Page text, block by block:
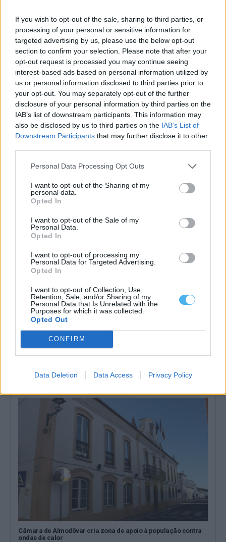
If you wish to opt-out of the sale, sharing to third parties, or
processing of your personal or sensitive information for
targeted advertising by us, please use the below opt-out
section to confirm your selection. Please note that after your
opt-out request is processed you may continue seeing
interest-based ads based on personal information utilized by
us or personal information disclosed to third parties prior to
your opt-out. You may separately opt-out of the further
disclosure of your personal information by third parties on the
IAB’s list of downstream participants. This information may
also be disclosed by us to third parties on the IAB’s List of
Downstream Participants that may further disclose it to other
Personal Data Processing Opt Outs
I want to opt-out of the Sharing of my
personal data.
Opted In
I want to opt-out of the Sale of my
Personal Data.
Opted In
I want to opt-out of processing my
Personal Data for Targeted Advertising.
Opted In
I want to opt-out of Collection, Use,
Retention, Sale, and/or Sharing of my
Personal Data that Is Unrelated with the
Purposes for which it was collected.
Opted Out
CONFIRM
Data Deletion Data Access Privacy Policy
Calor: Portugal continental com aviso amarelo na segunda-
feira
aviso amarelo na segunda-feira...
25 Julho, 2026 - 09:52
Calor: Portalegre aciona plano de contingência e disponibiliza
para fazer face ao...
Câmara de Almodôvar cria zona de apoio à população contra
ondas de calor